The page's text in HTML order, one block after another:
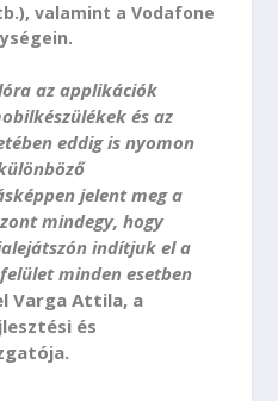
valamint a Vodafone
az applikációk
és az
eddig is nyomon
jelent meg a
mindegy, hogy
indítjuk el a
minden esetben
Varga Attila, a
és